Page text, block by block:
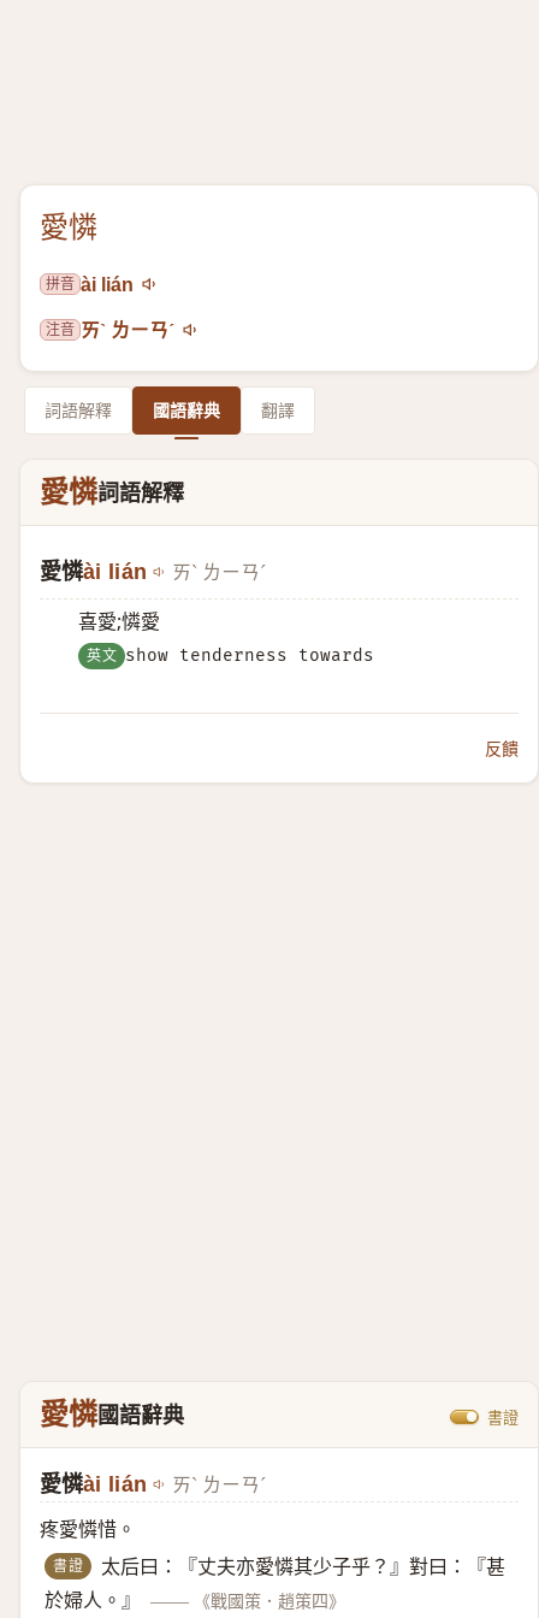
愛憐
拼音 ài lián
注音 ㄞˋ ㄌㄧㄢˊ
詞語解釋 國語辭典 翻譯
愛憐詞語解釋
愛憐ài lián ㄞˋ ㄌㄧㄢˊ
喜愛;憐愛
英文 show tenderness towards
反饋
愛憐國語辭典 書證
愛憐ài lián ㄞˋ ㄌㄧㄢˊ
疼愛憐惜。
書證
太后曰：『丈夫亦愛憐其少子乎？』對曰：『甚
於婦人。』
—— 《戰國策．趙策四》